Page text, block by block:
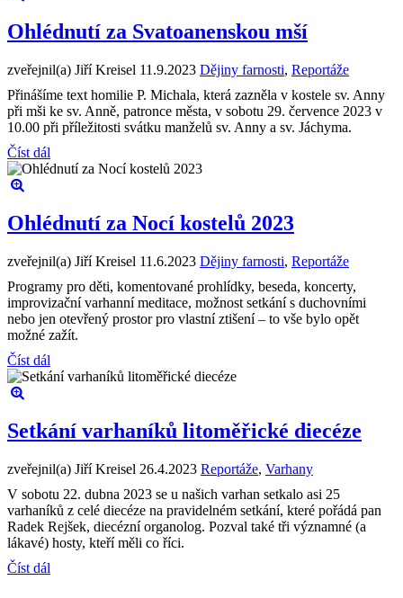
Ohlédnutí za Svatoanenskou mší
zveřejnil(a) Jiří Kreisel 11.9.2023 Dějiny farnosti, Reportáže
Přinášíme text homilie P. Michala, která zazněla v kostele sv. Anny
při mši ke sv. Anně, patronce města, v sobotu 29. července 2023 v
10.00 při příležitosti svátku manželů sv. Anny a sv. Jáchyma.
Číst dál
Ohlédnutí za Nocí kostelů 2023
zveřejnil(a) Jiří Kreisel 11.6.2023 Dějiny farnosti, Reportáže
Programy pro děti, komentované prohlídky, beseda, koncerty,
improvizační varhanní meditace, možnost setkání s duchovními
nebo jen otevřený prostor pro vlastní ztišení – to vše bylo opět
možné zažít.
Číst dál
Setkání varhaníků litoměřické diecéze
zveřejnil(a) Jiří Kreisel 26.4.2023 Reportáže, Varhany
V sobotu 22. dubna 2023 se u našich varhan setkalo asi 25
varhaníků z celé diecéze na pravidelném setkání, které pořádá pan
Radek Rejšek, diecézní organolog. Pozval také tři významné (a
lákavé) hosty, kteří měli co říci.
Číst dál